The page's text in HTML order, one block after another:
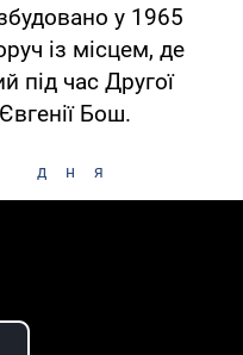
у 1965
із місцем, де
під час Другої
Бош.
дня